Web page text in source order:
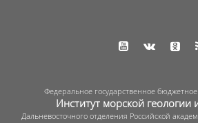
Федеральное государственное
Институт морской геологии
Дальневосточного отделения Российской